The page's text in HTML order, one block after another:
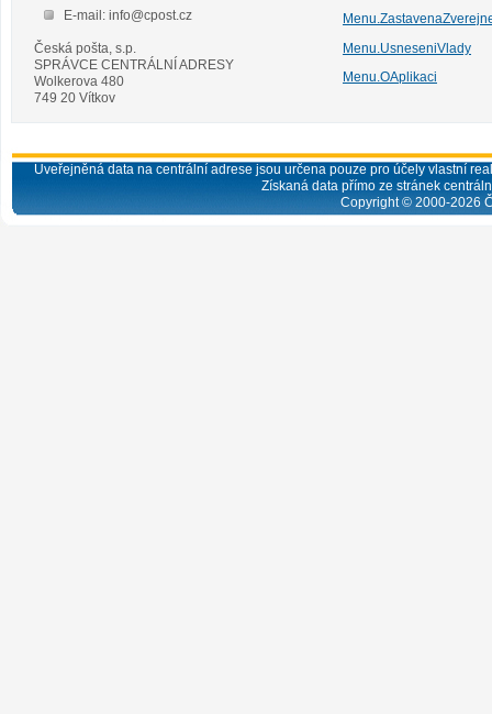
E-mail: info@cpost.cz
Česká pošta, s.p.
SPRÁVCE CENTRÁLNÍ ADRESY
Wolkerova 480
749 20 Vítkov
Menu.UsneseniVlady
Menu.OAplikaci
Uveřejněná data na centrální adrese jsou určena pouze pro účely vlastní
Získaná data přímo ze stránek
Copyright © 2000-2026